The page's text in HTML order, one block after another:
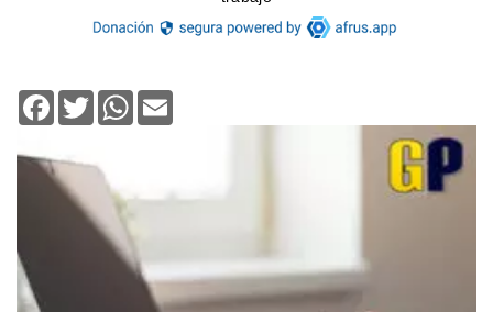
Facebook
TwitterWhatsApp